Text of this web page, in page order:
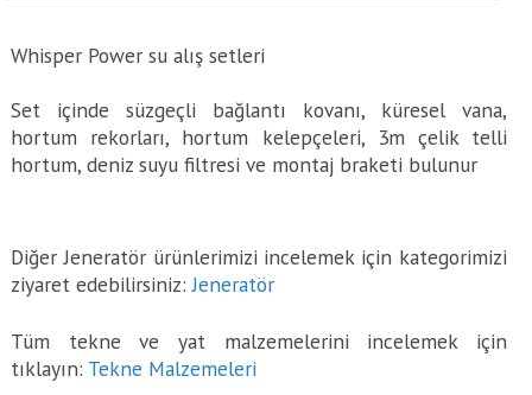
Whisper Power su alış setleri
Set içinde süzgeçli bağlantı kovanı, küresel vana,
hortum rekorları, hortum kelepçeleri, 3m çelik telli
hortum, deniz suyu filtresi ve montaj braketi bulunur
Diğer Jeneratör ürünlerimizi incelemek için kategorimizi
ziyaret edebilirsiniz:Jeneratör
Tüm tekne ve yat malzemelerini incelemek için
tıklayın: Tekne Malzemeleri